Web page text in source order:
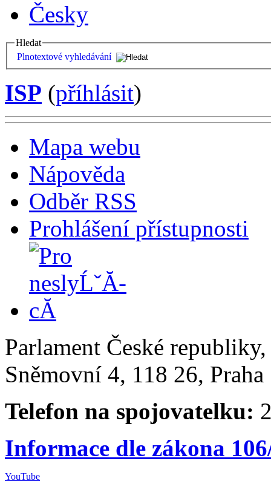
Česky
Hledat
Plnotextové vyhledávání
ISP (příhlásit)
Mapa webu
Nápověda
Odběr RSS
Prohlášení přístupnosti
Parlament České
Sněmovní 4, 118 26,
Telefon na spojovatelku:
Informace dle zákona
YouTube